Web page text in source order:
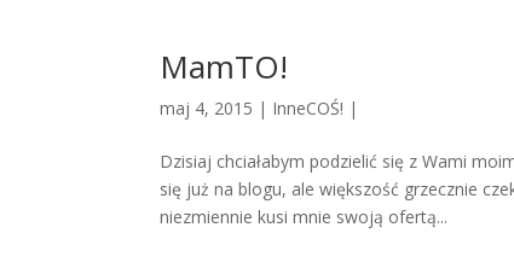
MamTO!
maj 4, 2015 | InneCOŚ! |
Dzisiaj chciałabym podzielić się z Wami
się już na blogu, ale większość grzecznie
niezmiennie kusi mnie swoją ofertą...